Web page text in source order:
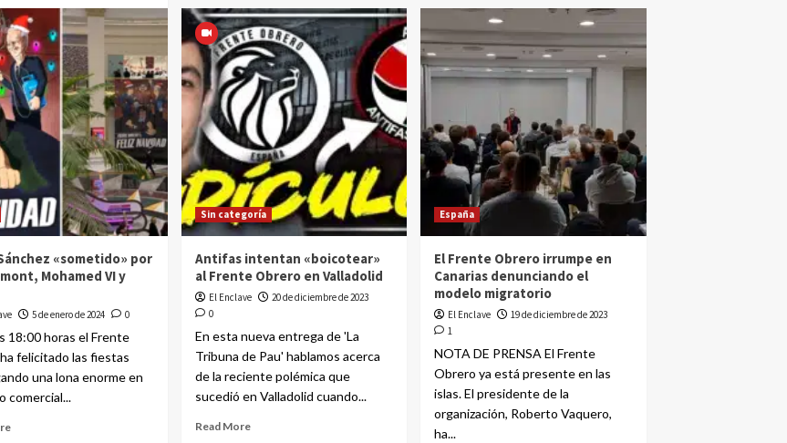
«sometido» por
Mohamed VI y
5 de enero de 2024 0
18:00 horas el Frente
felicitado las fiestas
una lona enorme en
comercial...
Sin categoría
Antifas intentan «boicotear»
al Frente Obrero en Valladolid
El Enclave
20 de diciembre de 2023
0
En esta nueva entrega de 'La
Tribuna de Pau' hablamos acerca
de la reciente polémica que
sucedió en Valladolid cuando...
Read More
España
El Frente Obrero irrumpe en
Canarias denunciando el
modelo migratorio
El Enclave
19 de diciembre de 2023
1
NOTA DE PRENSA El Frente
Obrero ya está presente en las
islas. El presidente de la
organización, Roberto Vaquero,
ha...